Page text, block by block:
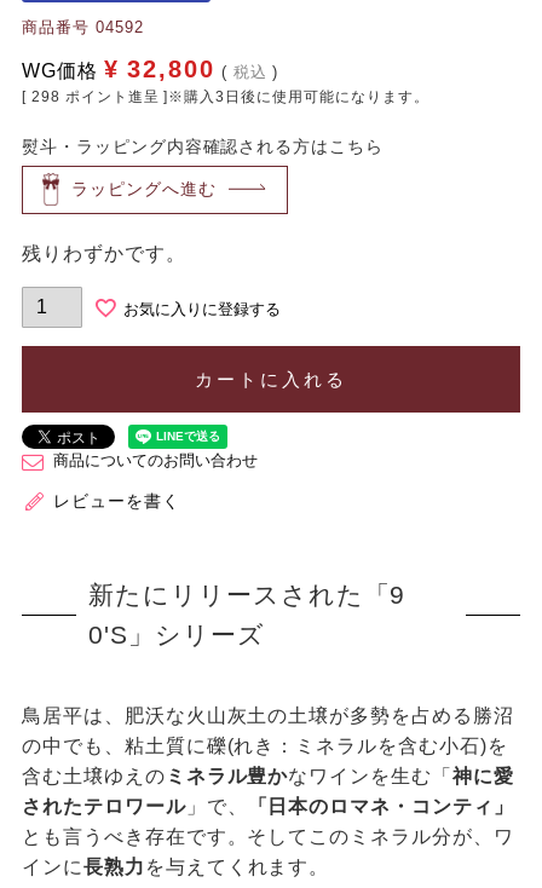
商品番号 04592
WG価格 ¥ 32,800 税込
[ 298 ポイント進呈 ]※購入3日後に使用可能になります。
熨斗・ラッピング内容確認される方はこちら
ラッピングへ進む
残りわずかです。
お気に入りに登録する
カートに入れる
商品についてのお問い合わせ
レビューを書く
新たにリリースされた「9
0'S」シリーズ
鳥居平は、肥沃な火山灰土の土壌が多勢を占める勝沼
の中でも、粘土質に礫(れき：ミネラルを含む小石)を
含む土壌ゆえの ミネラル豊かなワインを生む「神に愛
されたテロワール」で、
「日本のロマネ・コンティ」
とも言うべき存在です。そしてこのミネラル分が、ワ
インに長熟力 を与えてくれます。